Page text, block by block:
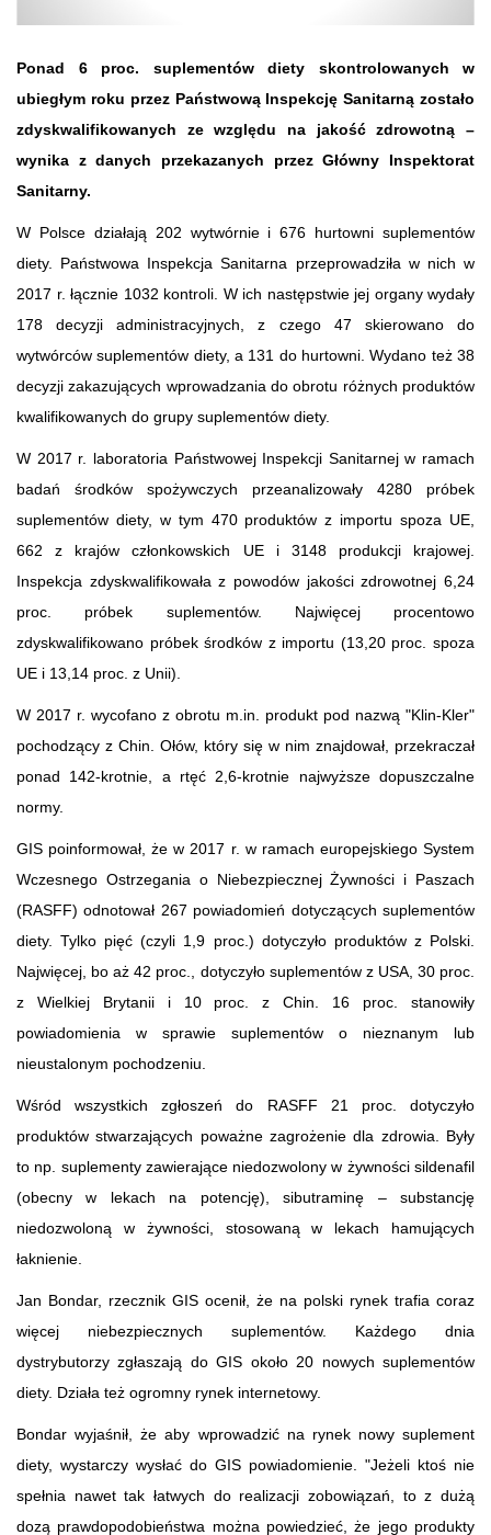
Ponad 6 proc. suplementów diety skontrolowanych w
ubiegłym roku przez Państwową Inspekcję Sanitarną zostało
zdyskwalifikowanych ze względu na jakość zdrowotną –
wynika z danych przekazanych przez Główny Inspektorat
Sanitarny.
W Polsce działają 202 wytwórnie i 676 hurtowni suplementów
diety. Państwowa Inspekcja Sanitarna przeprowadziła w nich w
2017 r. łącznie 1032 kontroli. W ich następstwie jej organy wydały
178 decyzji administracyjnych, z czego 47 skierowano do
wytwórców suplementów diety, a 131 do hurtowni. Wydano też 38
decyzji zakazujących wprowadzania do obrotu różnych produktów
kwalifikowanych do grupy suplementów diety.
W 2017 r. laboratoria Państwowej Inspekcji Sanitarnej w ramach
badań środków spożywczych przeanalizowały 4280 próbek
suplementów diety, w tym 470 produktów z importu spoza UE,
662 z krajów członkowskich UE i 3148 produkcji krajowej.
Inspekcja zdyskwalifikowała z powodów jakości zdrowotnej 6,24
proc. próbek suplementów. Najwięcej procentowo
zdyskwalifikowano próbek środków z importu (13,20 proc. spoza
UE i 13,14 proc. z Unii).
W 2017 r. wycofano z obrotu m.in. produkt pod nazwą "Klin-Kler"
pochodzący z Chin. Ołów, który się w nim znajdował, przekraczał
ponad 142-krotnie, a rtęć 2,6-krotnie najwyższe dopuszczalne
normy.
GIS poinformował, że w 2017 r. w ramach europejskiego System
Wczesnego Ostrzegania o Niebezpiecznej Żywności i Paszach
(RASFF) odnotował 267 powiadomień dotyczących suplementów
diety. Tylko pięć (czyli 1,9 proc.) dotyczyło produktów z Polski.
Najwięcej, bo aż 42 proc., dotyczyło suplementów z USA, 30 proc.
z Wielkiej Brytanii i 10 proc. z Chin. 16 proc. stanowiły
powiadomienia w sprawie suplementów o nieznanym lub
nieustalonym pochodzeniu.
Wśród wszystkich zgłoszeń do RASFF 21 proc. dotyczyło
produktów stwarzających poważne zagrożenie dla zdrowia. Były
to np. suplementy zawierające niedozwolony w żywności sildenafil
(obecny w lekach na potencję), sibutraminę – substancję
niedozwoloną w żywności, stosowaną w lekach hamujących
łaknienie.
Jan Bondar, rzecznik GIS ocenił, że na polski rynek trafia coraz
więcej niebezpiecznych suplementów. Każdego dnia
dystrybutorzy zgłaszają do GIS około 20 nowych suplementów
diety. Działa też ogromny rynek internetowy.
Bondar wyjaśnił, że aby wprowadzić na rynek nowy suplement
diety, wystarczy wysłać do GIS powiadomienie. "Jeżeli ktoś nie
spełnia nawet tak łatwych do realizacji zobowiązań, to z dużą
dozą prawdopodobieństwa można powiedzieć, że jego produkty